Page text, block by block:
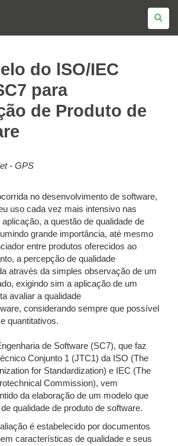
do lSO/IEC
para
de Produto de
- GPS
no desenvolvimento de software,
uso cada vez mais intensivo nas
a questão de qualidade de
grande importância, até mesmo
entre produtos oferecidos ao
a percepção de qualidade
através da simples observação de um
exigindo sim a aplicação de um
avaliar a qualidade
considerando sempre que possível
quantitativos.
de Software (SC7), que faz
Conjunto 1 (JTC1) da ISO (The
for Standardization) e IEC (The
Commission), vem
da elaboração de um modelo que
qualidade de produto de software.
é estabelecido por documentos
características de qualidade e seus